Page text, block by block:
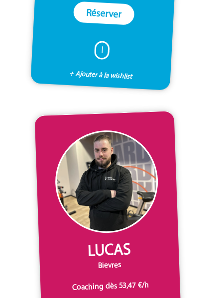
Réserver
I
+ Ajouter à la wishlist
LUCAS
Bievres
Coaching dès 53,47 €/h